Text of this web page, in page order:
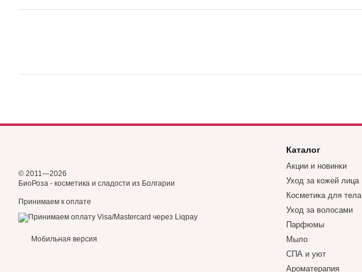
© 2011—2026
БиоРоза - косметика и сладости из Болгарии
Принимаем к оплате
Мобильная версия
Каталог
Акции и новинки
Уход за кожей лица
Косметика для тела
Уход за волосами
Парфюмы
Мыло
СПА и уют
Ароматерапия